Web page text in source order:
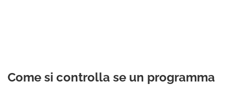
Come si controlla se un programma